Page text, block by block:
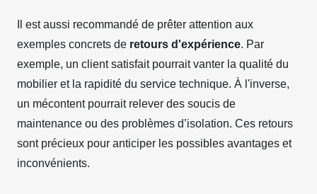
Il est aussi recommandé de prêter attention aux
exemples concrets de retours d'expérience. Par
exemple, un client satisfait pourrait vanter la qualité du
mobilier et la rapidité du service technique. À l'inverse,
un mécontent pourrait relever des soucis de
maintenance ou des problèmes d’isolation. Ces retours
sont précieux pour anticiper les possibles avantages et
inconvénients.